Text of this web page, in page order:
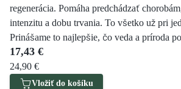
regenerácia. Pomáha predchádzať
intenzitu a dobu trvania. To všetko už pri
Prinášame to najlepšie, čo veda a príroda
17,43 €
24,90 €
Vložiť do košíku